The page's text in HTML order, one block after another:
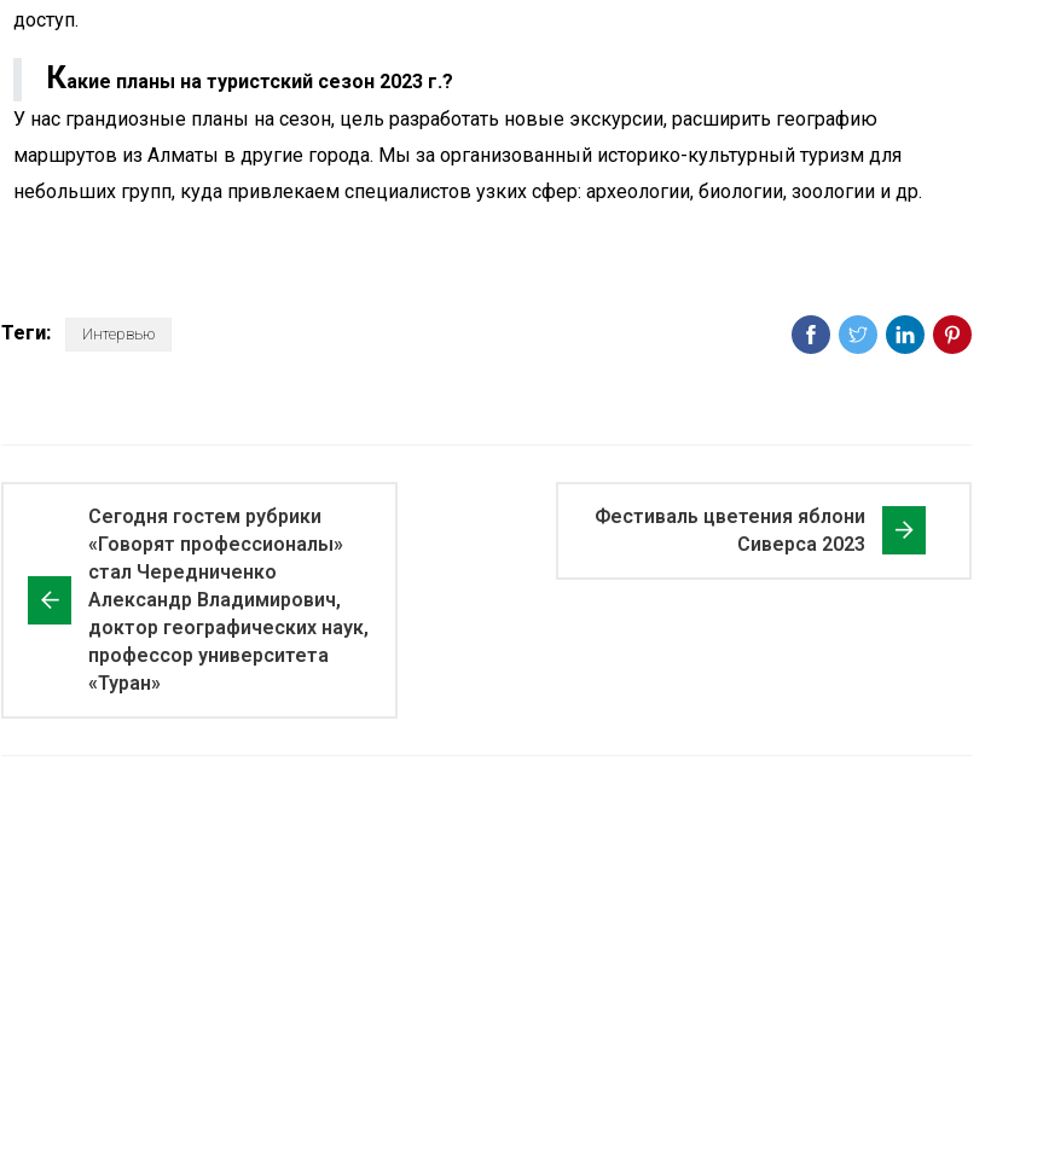
доступ.
Какие планы на туристский сезон 2023 г.?
У нас грандиозные планы на сезон, цель разработать новые экскурсии, расширить географию
маршрутов из Алматы в другие города. Мы за организованный историко-культурный туризм для
небольших групп, куда привлекаем специалистов узких сфер: археологии, биологии, зоологии и др.
Теги: Интервью
Сегодня гостем рубрики
«Говорят профессионалы»
стал Чередниченко
Александр Владимирович,
доктор географических наук,
профессор университета
«Туран»
Фестиваль цветения яблони
Сиверса 2023